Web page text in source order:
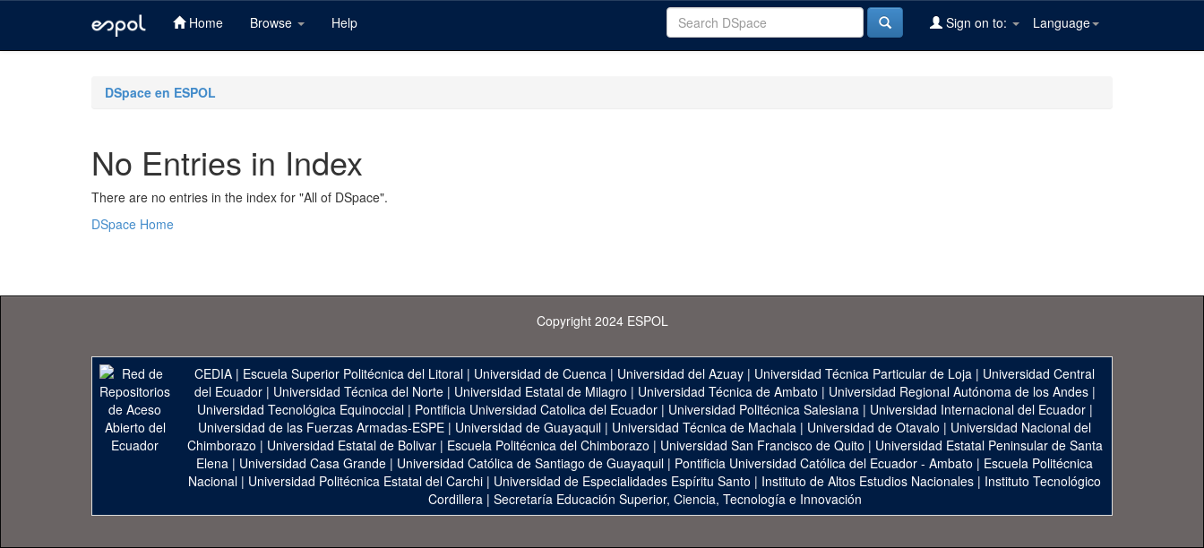
Home Browse Help Language
Sign on to:
DSpace en ESPOL
No Entries in Index
There are no entries in the index for "All of DSpace".
DSpace Home
Copyright 2024 ESPOL
CEDIA | Escuela Superior Politécnica del Litoral | Universidad de Cuenca | Universidad del Azuay | Universidad Técnica Particular de Loja | Universidad Central
del Ecuador| Universidad Técnica del Norte| Universidad Estatal de Milagro | Universidad Técnica de Ambato | Universidad Regional Autónoma de los Andes|
Universidad Tecnológica Equinoccial| Pontificia Universidad Catolica del Ecuador| Universidad Politécnica Salesiana| Universidad Internacional del Ecuador|
Universidad de las Fuerzas Armadas-ESPE | Universidad de Guayaquil | Universidad Técnica de Machala | Universidad de Otavalo | Universidad Nacional del
Chimborazo | Universidad Estatal de Bolivar| Escuela Politécnica del Chimborazo | Universidad San Francisco de Quito | Universidad Estatal Peninsular de Santa
Elena | Universidad Casa Grande | Universidad Católica de Santiago de Guayaquil | Pontificia Universidad Católica del Ecuador - Ambato | Escuela Politécnica
Nacional | Universidad Politécnica Estatal del Carchi | Universidad de Especialidades Espíritu Santo | Instituto de Altos Estudios Nacionales | Instituto Tecnológico
Cordillera| Secretaría Educación Superior, Ciencia, Tecnología e Innovación